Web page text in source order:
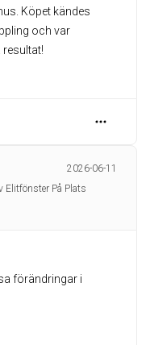
Köpet kändes
och var
resultat!
2026-06-11
Elitfönster På Plats
förändringar i